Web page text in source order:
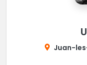
Juan-